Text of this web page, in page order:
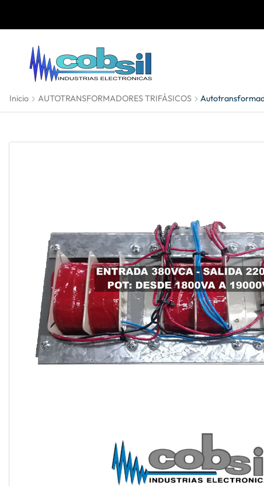
Inicio AUTOTRANSFORMADORES TRIFÁSICOS